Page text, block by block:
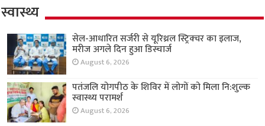
स्वास्थ्य
सेल-आधारित सर्जरी से यूरिथ्रल स्ट्रिक्चर का इलाज,
मरीज अगले दिन हुआ डिस्चार्ज
August 6, 2026
पतंजलि योगपीठ के शिविर में लोगों को मिला नि:शुल्क
स्वास्थ्य परामर्श
August 6, 2026